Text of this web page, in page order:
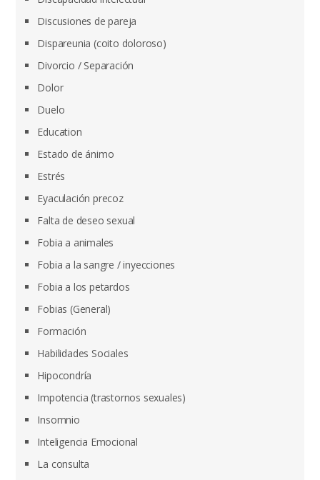
Discusiones de pareja
Dispareunia (coito doloroso)
Divorcio / Separación
Dolor
Duelo
Education
Estado de ánimo
Estrés
Eyaculación precoz
Falta de deseo sexual
Fobia a animales
Fobia a la sangre / inyecciones
Fobia a los petardos
Fobias (General)
Formación
Habilidades Sociales
Hipocondría
Impotencia (trastornos sexuales)
Insomnio
Inteligencia Emocional
La consulta